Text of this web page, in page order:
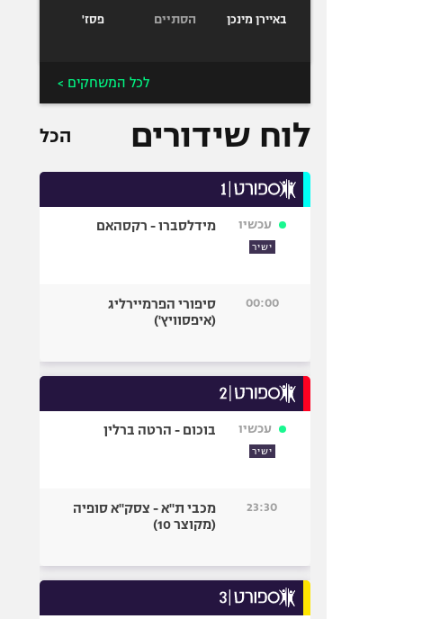
באיירן מינכן הסתיים פסז'
לכל המשחקים >
לוח שידורים הכל
עכשיו
ישיר
מידלסברו - רקסהאם
00:00
סיפורי הפרמיירליג
(איפסוויץ')
עכשיו
ישיר
בוכום - הרטה ברלין
23:30
מכבי ת"א - צסק"א סופיה
(מקוצר 10)